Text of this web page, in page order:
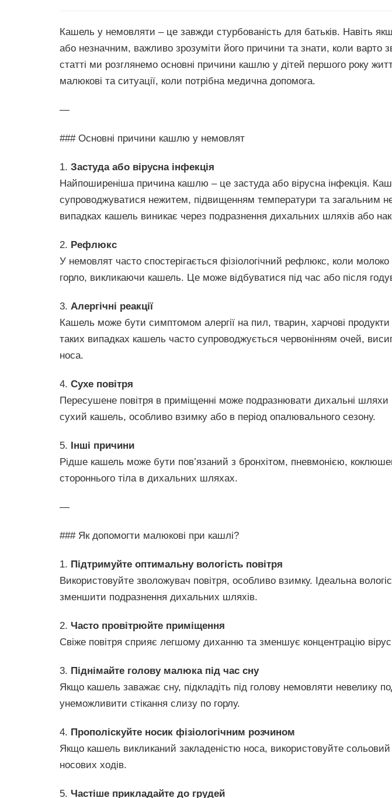
Кашель у немовляти – це завжди стурбованість для батьків. Навіть
або незначним, важливо зрозуміти його причини та знати, коли варто
статті ми розглянемо основні причини кашлю у дітей першого року
малюкові та ситуації, коли потрібна медична допомога.
—
### Основні причини кашлю у немовлят
1. Застуда або вірусна інфекція
Найпоширеніша причина кашлю – це застуда або вірусна інфекція.
супроводжуватися нежитем, підвищенням температури та загальним
випадках кашель виникає через подразнення дихальних шляхів або
2. Рефлюкс
У немовлят часто спостерігається фізіологічний рефлюкс, коли
горло, викликаючи кашель. Це може відбуватися під час або після
3. Алергічні реакції
Кашель може бути симптомом алергії на пил, тварин, харчові
таких випадках кашель часто супроводжується червонінням очей,
носа.
4. Сухе повітря
Пересушене повітря в приміщенні може подразнювати дихальні
сухий кашель, особливо взимку або в період опалювального сезону.
5. Інші причини
Рідше кашель може бути пов’язаний з бронхітом, пневмонією,
стороннього тіла в дихальних шляхах.
—
### Як допомогти малюкові при кашлі?
1. Підтримуйте оптимальну вологість повітря
Використовуйте зволожувач повітря, особливо взимку. Ідеальна
зменшити подразнення дихальних шляхів.
2. Часто провітрюйте приміщення
Свіже повітря сприяє легшому диханню та зменшує концентрацію
3. Піднімайте голову малюка під час сну
Якщо кашель заважає сну, підкладіть під голову немовляти невелику
унеможливити стікання слизу по горлу.
4. Прополіскуйте носик фізіологічним розчином
Якщо кашель викликаний закладеністю носа, використовуйте
носових ходів.
5. Частіше прикладайте до грудей